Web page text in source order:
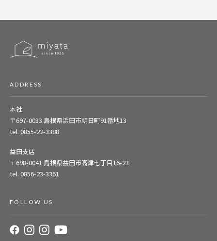
ADDRESS
本社
〒697-0033 島根県浜田市朝日町91番地13
tel. 0855-22-3388
益田支店
〒698-0041 島根県益田市高津七丁目16-23
tel. 0856-23-3361
FOLLOW US